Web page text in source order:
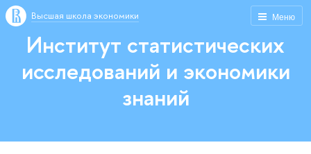
Меню
Высшая школа экономики
Институт статистических
исследований и экономики
знаний